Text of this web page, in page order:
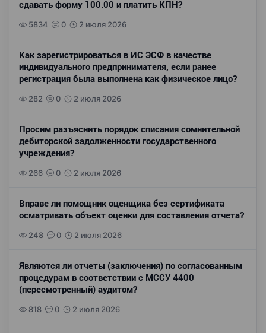
сдавать форму 100.00 и платить КПН?
5834 0 2 июля 2026
Как зарегистрироваться в ИС ЭСФ в качестве
индивидуального предпринимателя, если ранее
регистрация была выполнена как физическое лицо?
282 0 2 июля 2026
Просим разъяснить порядок списания сомнительной
дебиторской задолженности государственного
учреждения?
266 0 2 июля 2026
Вправе ли помощник оценщика без сертификата
осматривать объект оценки для составления отчета?
248 0 2 июля 2026
Являются ли отчеты (заключения) по согласованным
процедурам в соответствии с МССУ 4400
(пересмотренный) аудитом?
818 0 2 июля 2026